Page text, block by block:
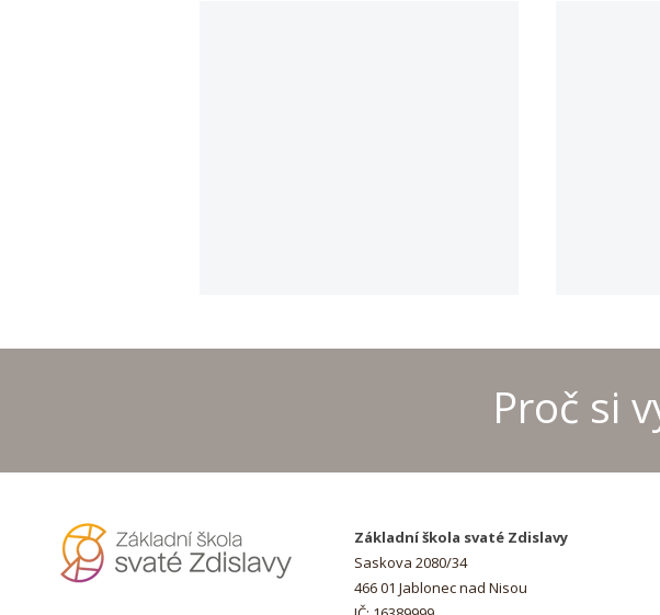
Proč si
Základní škola svaté Zdislavy
Saskova 2080/34
466 01 Jablonec nad Nisou